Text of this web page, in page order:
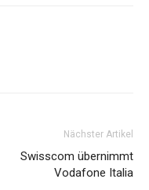
Nächster Artikel
Swisscom übernimmt
Vodafone Italia